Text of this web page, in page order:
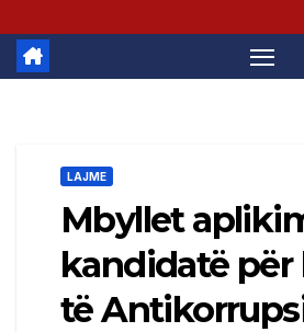
LAJME
Mbyllet
kandidatë për
të